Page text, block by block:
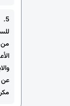
5.
من
عن